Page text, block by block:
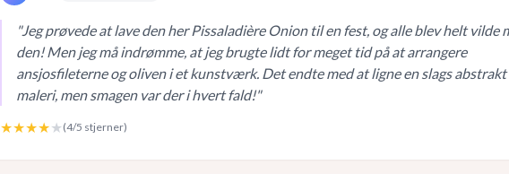
"Jeg prøvede at lave den her Pissaladière Onion til en fest, og alle blev helt vilde
den! Men jeg må indrømme, at jeg brugte lidt for meget tid på at arrangere
ansjosfileterne og oliven i et kunstværk. Det endte med at ligne en slags abstrakt
maleri, men smagen var der i hvert fald!"
★★★★★ (4/5 stjerner)